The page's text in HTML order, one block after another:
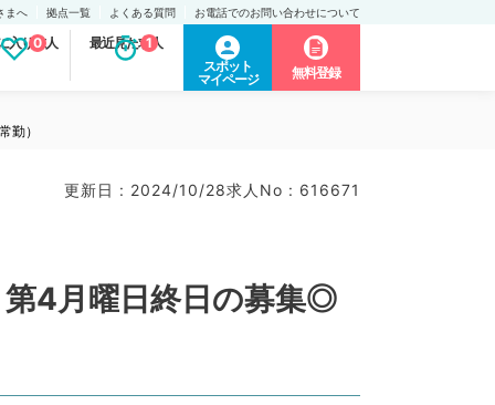
まへ 拠点一覧 よくある質問 お電話でのお問い合わせについて
入り求人
0 最近見た求人
1
スポット
マイページ
無料登録
勤）
更新日 : 2024/10/28求人No : 616671
第4月曜日終日の募集◎